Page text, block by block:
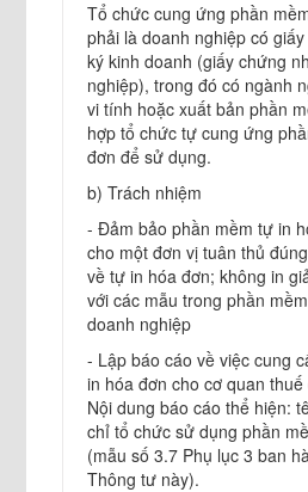
Tổ chức cung ứng phần
phải là doanh nghiệp có
ký kinh doanh (giấy chứng
nghiệp), trong đó có ngành
vi tính hoặc xuất bản phần
hợp tổ chức tự cung ứng
đơn để sử dụng.
b) Trách nhiệm
- Đảm bảo phần mềm tự in
cho một đơn vị tuân thủ
về tự in hóa đơn; không in
với các mẫu trong phần
doanh nghiệp
- Lập báo cáo về việc cung
in hóa đơn cho cơ quan
Nội dung báo cáo thể hiện:
chỉ tổ chức sử dụng phần
(mẫu số 3.7 Phụ lục 3 ban
Thông tư này).